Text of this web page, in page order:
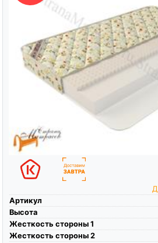
Артикул
Высота
Жесткость стороны 1
Жесткость стороны 2